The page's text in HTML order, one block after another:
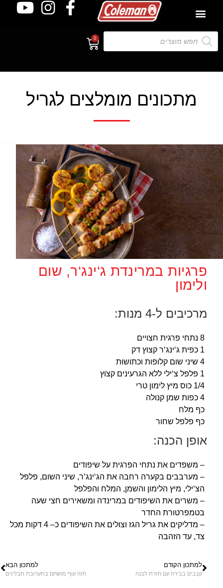
0
מתכונים מומלצים לגריל
פרגיות במרינדת ג‘ינג‘ר, שום
ולימון
מרכיבים ל-4 מנות:
8 נתחי פרגית חצויים
1 כפית ג‘ינג‘ר קצוץ דק
4 שיני שום קלופות וכתושות
1 פלפל צ‘ילי ללא הגרעינים קצוץ
1/4 כוס מיץ לימון טרי
4 כפות שמן קנולה
כף מלח
כף פלפל שחור
אופן הכנה:
– משפדים את נתחי הפרגית על שיפודים
– מערבבים בקערה רחבה את הג‘ינג‘ר, שיני השום, פלפל
הצ‘ילי, מיץ הלימון והשמן, המלח והפלפל
– משרים את השיפודים במרינדה ומשאירים חצי שעה
בטמפרטורת החדר
– מדליקים את גריל הגז וצולים את השיפודים כ– 4 דקות מכל
צד, עד הזהבה
למתכון הקודם
קבבים בבירה עם חזרת לבנה
למתכון הבא
חזה עוף מושחם בתערובת תבלינים